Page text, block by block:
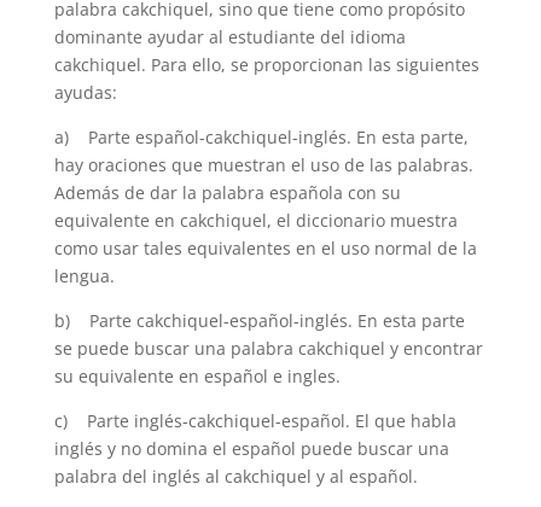
palabra cakchiquel, sino que tiene como propósito
dominante ayudar al estudiante del idioma
cakchiquel. Para ello, se proporcionan las siguientes
ayudas:
a) Parte español-cakchiquel-inglés. En esta parte,
hay oraciones que muestran el uso de las palabras.
Además de dar la palabra española con su
equivalente en cakchiquel, el diccionario muestra
como usar tales equivalentes en el uso normal de la
lengua.
b) Parte cakchiquel-español-inglés. En esta parte
se puede buscar una palabra cakchiquel y encontrar
su equivalente en español e ingles.
c) Parte inglés-cakchiquel-español. El que habla
inglés y no domina el español puede buscar una
palabra del inglés al cakchiquel y al español.